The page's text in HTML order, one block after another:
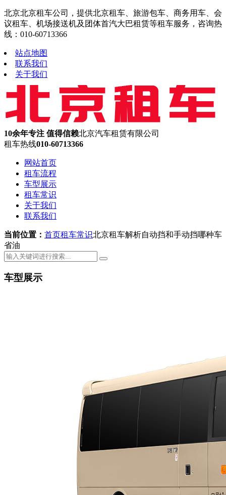
北京北京租车公司，提供北京租车、旅游包车、商务用车、会
议租车、机场接送机及团体首汽大巴租赁等租车服务，咨询热
线：010-60713366
站点地图
联系我们
关于我们
10余年专注 值得信赖北京汽车租赁有限公司
租车热线010-60713366
网站首页
租车流程
车型展示
租车常识
关于我们
联系我们
当前位置： 首页租车常识北京租车解析自动挡和手动挡哪种车
省油
车型展示